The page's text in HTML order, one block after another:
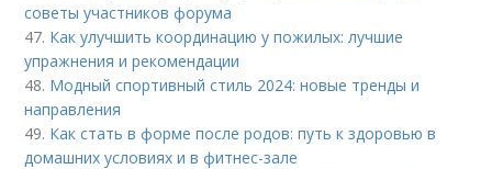
советы участников форума
47. Как улучшить координацию у пожилых: лучшие
упражнения и рекомендации
48. Модный спортивный стиль 2024: новые тренды и
направления
49. Как стать в форме после родов: путь к здоровью в
домашних условиях и в фитнес-зале